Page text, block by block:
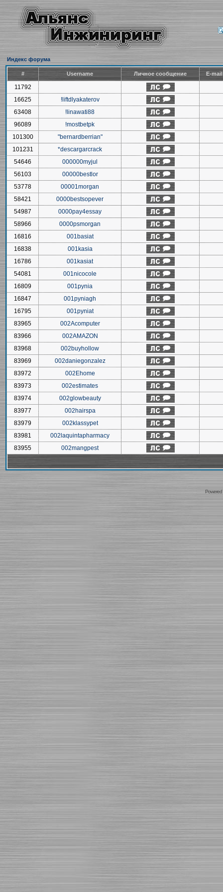
Индекс форума
# Username Личное сообщение E-
11792
16625
!liftdlyakaterov
63408
!linawati88
96089
!mostbetpk
101300
"bernardberrian"
101231
*descargarcrack
54646
000000myjul
56103
00000bestlor
53778
00001morgan
58421
0000bestsopever
54987
0000pay4essay
58966
0000psmorgan
16816
001basiat
16838
001kasia
16786
001kasiat
54081
001nicocole
16809
001pynia
16847
001pyniagh
16795
001pyniat
83965
002Acomputer
83966
002AMAZON
83968
002buyhollow
83969
002daniegonzalez
83972
002Ehome
83973
002estimates
83974
002glowbeauty
83977
002hairspa
83979
002klassypet
83981
002laquintapharmacy
83955
002mangpest